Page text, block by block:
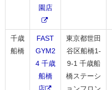
園店
千歳
船橋
FAST
GYM2
4 千歳
船橋
東京都世田
谷区船橋1-
9-1 千歳船
橋ステーシ